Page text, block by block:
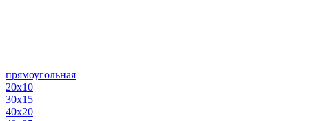
прямоугольная
20х10
30х15
40х20